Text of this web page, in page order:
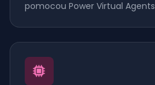
pomocou Power Virtual Agents